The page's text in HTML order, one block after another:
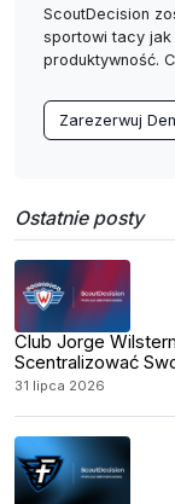
ScoutDecision
sportowi tacy jak
produktywność.
Zarezerwuj
Ostatnie posty
Club Jorge
Scentralizować
31 lipca 2026